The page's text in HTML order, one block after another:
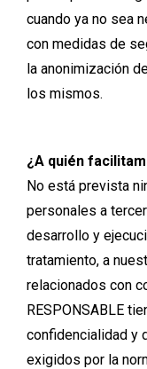
cuando ya no sea
con medidas de
la anonimización
los mismos.
¿A quién
No está prevista
personales a
desarrollo y
tratamiento, a
relacionados con
RESPONSABLE
confidencialidad y
exigidos por la